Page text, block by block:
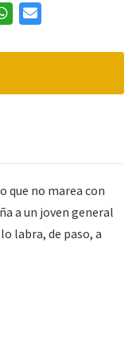
que no marea con
a un joven general
labra, de paso, a